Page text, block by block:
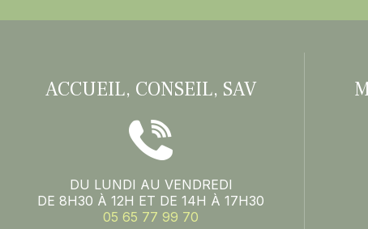
ACCUEIL, CONSEIL, SAV
DU LUNDI AU VENDREDI
DE 8H30 À 12H ET DE 14H À 17H30
05 65 77 99 70